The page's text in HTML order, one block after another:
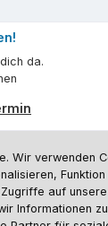
da.
.
Wir verwenden
auf
Informationen